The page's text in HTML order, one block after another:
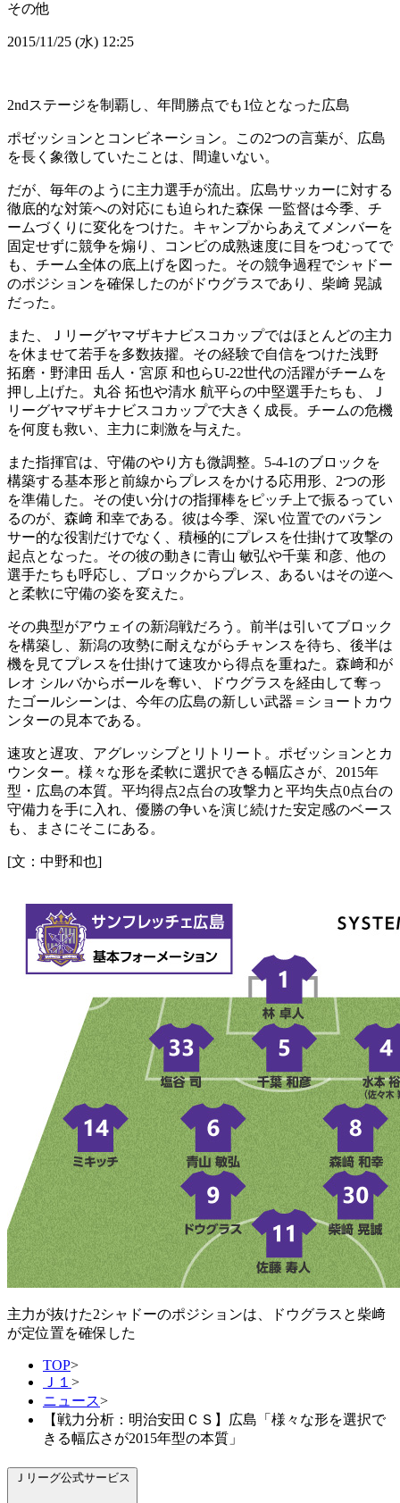
その他
2015/11/25 (水) 12:25
2ndステージを制覇し、年間勝点でも1位となった広島
ポゼッションとコンビネーション。この2つの言葉が、広島
を長く象徴していたことは、間違いない。
だが、毎年のように主力選手が流出。広島サッカーに対する
徹底的な対策への対応にも迫られた森保 一監督は今季、チ
ームづくりに変化をつけた。キャンプからあえてメンバーを
固定せずに競争を煽り、コンビの成熟速度に目をつむってで
も、チーム全体の底上げを図った。その競争過程でシャドー
のポジションを確保したのがドウグラスであり、柴﨑 晃誠
だった。
また、Ｊリーグヤマザキナビスコカップではほとんどの主力
を休ませて若手を多数抜擢。その経験で自信をつけた浅野
拓磨・野津田 岳人・宮原 和也らU-22世代の活躍がチームを
押し上げた。丸谷 拓也や清水 航平らの中堅選手たちも、Ｊ
リーグヤマザキナビスコカップで大きく成長。チームの危機
を何度も救い、主力に刺激を与えた。
また指揮官は、守備のやり方も微調整。5-4-1のブロックを
構築する基本形と前線からプレスをかける応用形、2つの形
を準備した。その使い分けの指揮棒をピッチ上で振るってい
るのが、森﨑 和幸である。彼は今季、深い位置でのバラン
サー的な役割だけでなく、積極的にプレスを仕掛けて攻撃の
起点となった。その彼の動きに青山 敏弘や千葉 和彦、他の
選手たちも呼応し、ブロックからプレス、あるいはその逆へ
と柔軟に守備の姿を変えた。
その典型がアウェイの新潟戦だろう。前半は引いてブロック
を構築し、新潟の攻勢に耐えながらチャンスを待ち、後半は
機を見てプレスを仕掛けて速攻から得点を重ねた。森﨑和が
レオ シルバからボールを奪い、ドウグラスを経由して奪っ
たゴールシーンは、今年の広島の新しい武器＝ショートカウ
ンターの見本である。
速攻と遅攻、アグレッシブとリトリート。ポゼッションとカ
ウンター。様々な形を柔軟に選択できる幅広さが、2015年
型・広島の本質。平均得点2点台の攻撃力と平均失点0点台の
守備力を手に入れ、優勝の争いを演じ続けた安定感のベース
も、まさにそこにある。
[文：中野和也]
主力が抜けた2シャドーのポジションは、ドウグラスと柴﨑
が定位置を確保した
TOP>
Ｊ１ >
ニュース>
【戦力分析：明治安田ＣＳ】広島「様々な形を選択で
きる幅広さが2015年型の本質」
Ｊリーグ公式サービス